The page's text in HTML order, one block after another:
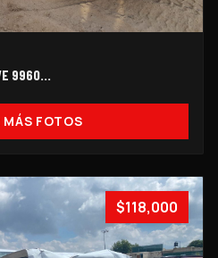
9960…
MÁS FOTOS
$118,000